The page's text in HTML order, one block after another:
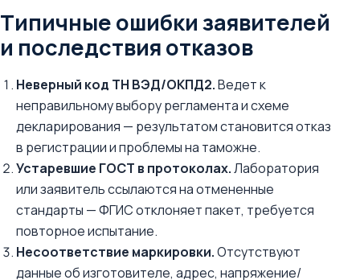
Типичные ошибки заявителей
и последствия отказов
Неверный код ТН ВЭД/ОКПД2.Ведет к
неправильному выбору регламента и схеме
декларирования — результатом становится отказ
в регистрации и проблемы на таможне.
Устаревшие ГОСТ в протоколах.Лаборатория
или заявитель ссылаются на отмененные
стандарты — ФГИС отклоняет пакет, требуется
повторное испытание.
Несоответствие маркировки.Отсутствуют
данные об изготовителе, адрес, напряжение/